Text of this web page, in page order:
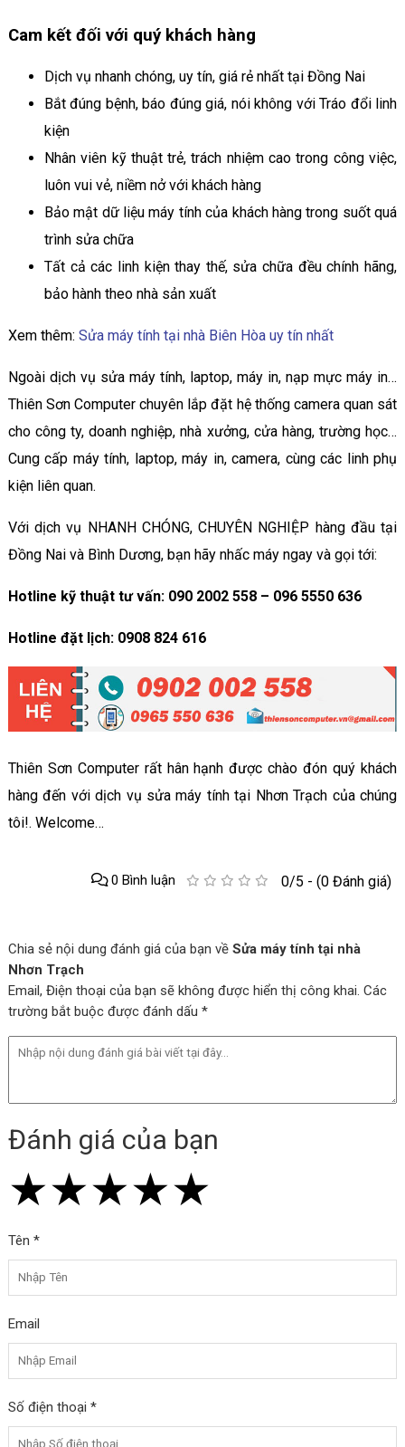
Cam kết đối với quý khách hàng
Dịch vụ nhanh chóng, uy tín, giá rẻ nhất tại Đồng Nai
Bắt đúng bệnh, báo đúng giá, nói không với Tráo đổi linh
kiện
Nhân viên kỹ thuật trẻ, trách nhiệm cao trong công việc,
luôn vui vẻ, niềm nở với khách hàng
Bảo mật dữ liệu máy tính của khách hàng trong suốt quá
trình sửa chữa
Tất cả các linh kiện thay thế, sửa chữa đều chính hãng,
bảo hành theo nhà sản xuất
Xem thêm: Sửa máy tính tại nhà Biên Hòa uy tín nhất
Ngoài dịch vụ sửa máy tính, laptop, máy in, nạp mực máy in…
Thiên Sơn Computer chuyên lắp đặt hệ thống camera quan sát
cho công ty, doanh nghiệp, nhà xưởng, cửa hàng, trường học…
Cung cấp máy tính, laptop, máy in, camera, cùng các linh phụ
kiện liên quan.
Với dịch vụ NHANH CHÓNG, CHUYÊN NGHIỆP hàng đầu tại
Đồng Nai và Bình Dương, bạn hãy nhấc máy ngay và gọi tới:
Hotline kỹ thuật tư vấn: 090 2002 558 – 096 5550 636
Hotline đặt lịch: 0908 824 616
Thiên Sơn Computer rất hân hạnh được chào đón quý khách
hàng đến với dịch vụ sửa máy tính tại Nhơn Trạch của chúng
tôi!. Welcome…
0/5 - (0 Đánh giá)
0 Bình luận
Chia sẻ nội dung đánh giá của bạn về Sửa máy tính tại nhà
Nhơn Trạch
Email, Điện thoại của bạn sẽ không được hiển thị công khai. Các
trường bắt buộc được đánh dấu *
Đánh giá của bạn
★
★★
★★★
★★★★
★★★★★
Tên *
Email
Số điện thoại *